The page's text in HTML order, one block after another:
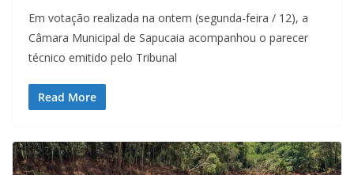
Em votação realizada na ontem (segunda-feira / 12), a
Câmara Municipal de Sapucaia acompanhou o parecer
técnico emitido pelo Tribunal
Read More